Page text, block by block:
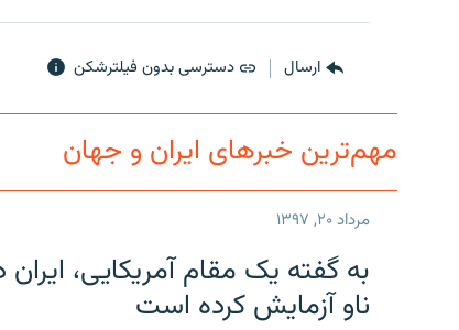
ارسال دسترسی بدون فیلترشکن
مهم‌ترین خبرهای ایران و جهان
مرداد ۲۰, ۱۳۹۷
به گفته یک مقام آمریکایی،
ناو آزمایش کرده است